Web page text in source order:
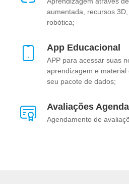
aumentada, recursos
robótica;
App Educacional
APP para acessar suas
aprendizagem e
seu pacote de dados;
Avaliações
Agendamento de